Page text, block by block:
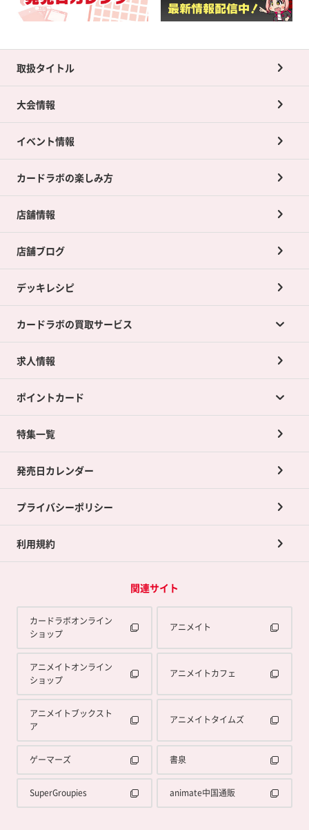
取扱タイトル
大会情報
イベント情報
カードラボの楽しみ方
店舗情報
店舗ブログ
デッキレシピ
カードラボの買取サービス
カードラボの買取サービスTOP
店舗買取について
ネット買取について
買取承諾書について
求人情報
ポイントカード
ポイントカードTOP
ポイント交換景品
特集一覧
発売日カレンダー
プライバシーポリシー
利用規約
関連サイト
カードラボオンライン
ショップ
アニメイト
アニメイトオンライン
ショップ
アニメイトカフェ
アニメイトブックスト
ア
アニメイトタイムズ
ゲーマーズ 書泉
SuperGroupies animate中国通販